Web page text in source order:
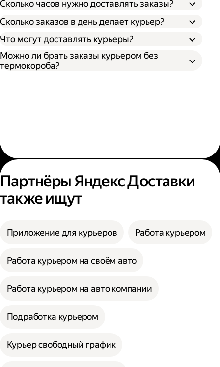
Сколько часов нужно доставлять заказы?
Сколько заказов в день делает курьер?
Что могут доставлять курьеры?
Можно ли брать заказы курьером без
термокороба?
Партнёры Яндекс Доставки
также ищут
Приложение для курьеров Работа курьером
Работа курьером на своём авто
Работа курьером на авто компании
Подработка курьером
Курьер свободный график